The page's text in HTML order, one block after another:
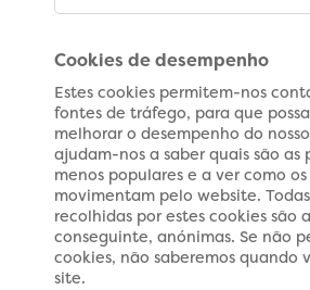
Cookies de desempenho
Estes cookies permitem-nos
fontes de tráfego, para que
melhorar o desempenho do
ajudam-nos a saber quais são as
menos populares e a ver como
movimentam pelo website.
recolhidas por estes cookies são
conseguinte, anónimas. Se não
cookies, não saberemos quando
site.